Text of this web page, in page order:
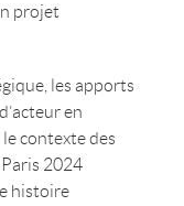
projet
les apports
en
contexte des
2024
histoire